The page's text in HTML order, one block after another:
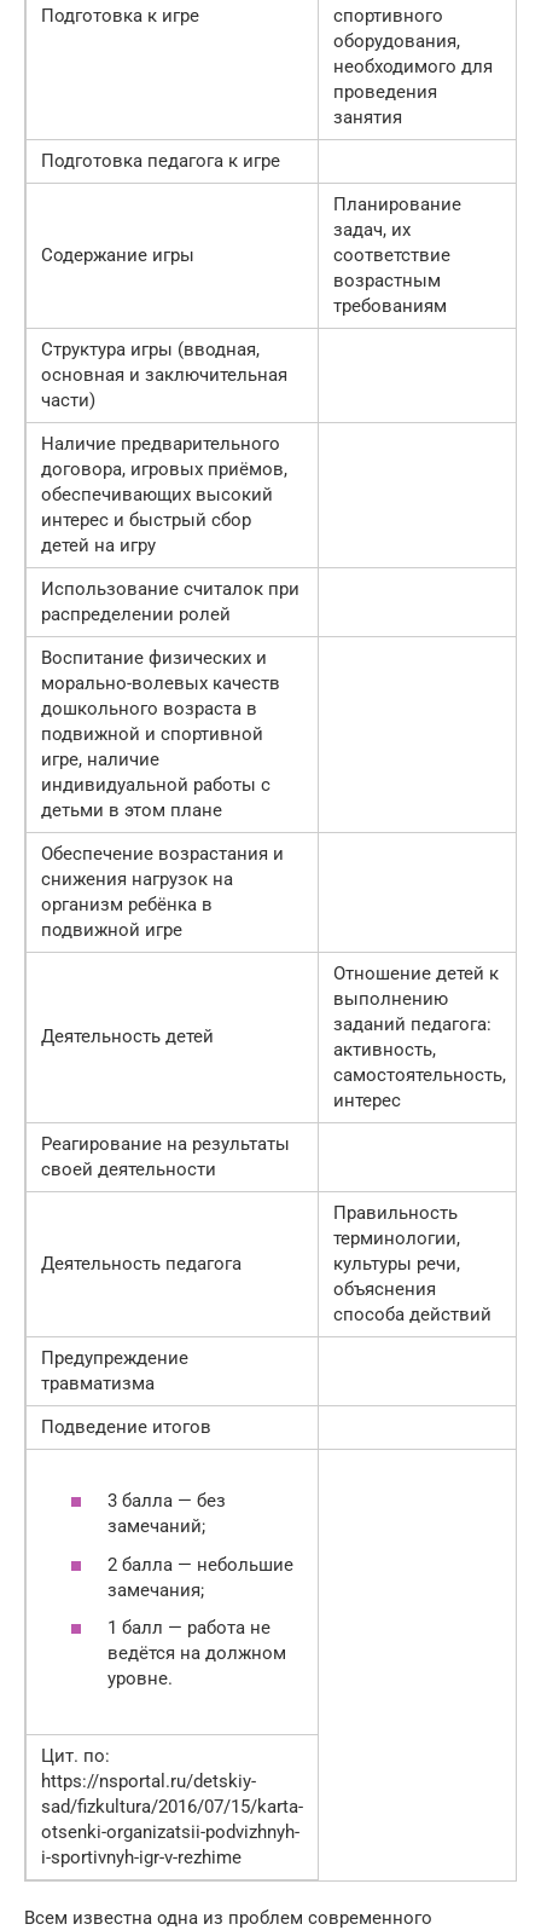
Подготовка к игре
спортивного
оборудова­ния,
необходимого для
проведения
занятия
Подготовка педагога к игре
Содержание игры
Планирование
задач, их
соответствие
возрастным
требованиям
Структура игры (вводная,
основная и заключительная
части)
Наличие предварительного
договора, игровых приёмов,
обеспечивающих высокий
интерес и быстрый сбор
детей на игру
Использование считалок при
распределении ролей
Воспитание физических и
морально-волевых качеств
дошкольного возраста в
подвижной и спортивной
игре, наличие
индивидуальной работы с
детьми в этом плане
Обеспечение возрастания и
снижения нагрузок на
организм ребёнка в
подвижной игре
Деятельность детей
Отношение детей к
выполнению
заданий педагога:
активность,
самостоятельность,
интерес
Реагирова­ние на результаты
своей деятельности
Деятельность педагога
Правильность
терминологии,
культуры речи,
объяснения
способа действий
Предупреждение
травматизма
Подведение итогов
3 балла — без
замечаний;
2 балла — небольшие
замечания;
1 балл — работа не
ведётся на должном
уровне.
Цит. по:
https://nsportal.ru/detskiy-
sad/fizkultura/2016/07/15/karta-
otsenki-organizatsii-podvizhnyh-
i-sportivnyh-igr-v-rezhime
Всем известна одна из проблем современного